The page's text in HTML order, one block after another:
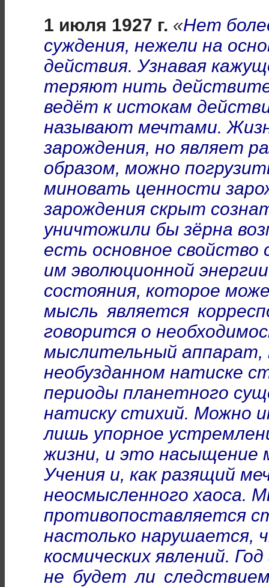
1 июля 1927 г. «Нет
суждения, нежели на
действия. Узнавая
теряют нить
ведёт к истокам
называют мечтами.
зарождения, но являет
образом, можно
миновать ценности
зарождения скрыт
уничтожили бы зёрна
есть основное
им эволюционной
состояния, которое
мысль является
говорится о
мыслительный аппарат,
необузданном натиске
периоды планетного
натиску стихий. Можно
лишь упорное
жизни, и это насыщение
Учения и, как разящий
неосмысленного хаоса.
противопоставляется
настолько нарушается,
космических явлений.
не будет ли